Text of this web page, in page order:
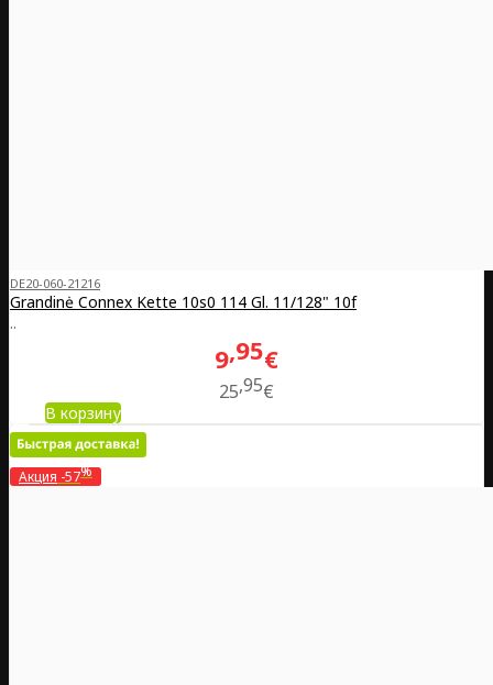
DE20-060-21216
Grandinė Connex Kette 10s0 114 Gl. 11/128" 10f
..
9 95€
25 95€
В корзину
Акция -57%